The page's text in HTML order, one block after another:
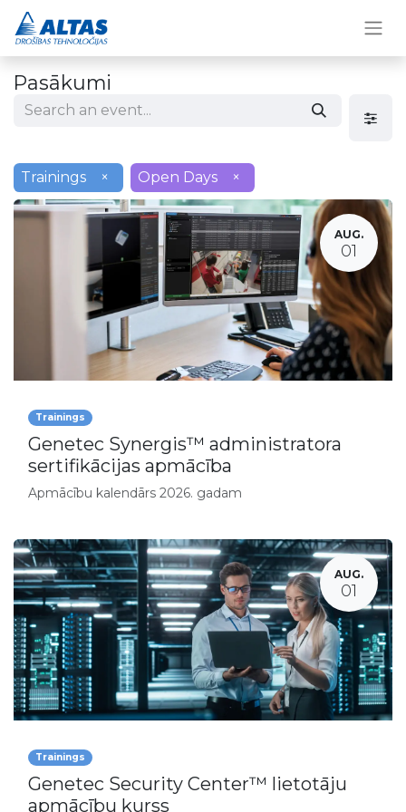
Pasākumi
Trainings × Open Days ×
AUG.
01
Trainings
Genetec Synergis™ administratora
sertifikācijas apmācība
Apmācību kalendārs 2026. gadam
AUG.
01
Trainings
Genetec Security Center™ lietotāju
apmācību kurss